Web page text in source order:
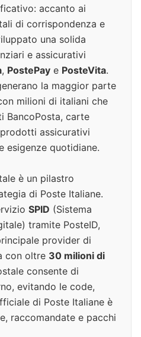
accanto ai
di corrispondenza e
una solida
e assicurativi
, PostePay e PosteVita.
la maggior parte
milioni di italiani che
BancoPosta, carte
assicurativi
esigenze quotidiane.
è un pilastro
di Poste Italiane.
SPID (Sistema
tramite PosteID,
provider di
con oltre 30 milioni di
consente di
evitando le code,
di Poste Italiane è
raccomandate e pacchi